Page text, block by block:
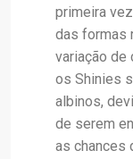
primeira
das formas
variação de
os Shinies
albinos,
de serem
as chances